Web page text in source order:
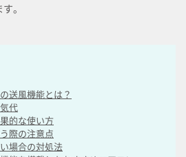
。
送風機能とは？
代
的な使い方
際の注意点
場合の対処法